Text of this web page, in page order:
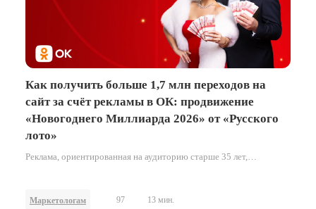
Как получить больше 1,7 млн переходов на
сайт за счёт рекламы в ОК: продвижение
«Новогоднего Миллиарда 2026» от «Русского
лото»
Реклама, ориентированная на аудиторию старше 35 лет,
социальной сети. В кейсе о том, как бренд «Столото» выстроил
Маркетологам 97 13 мин.